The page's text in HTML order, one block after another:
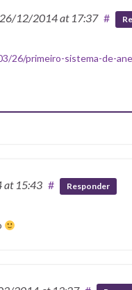
26/12/2014at 17:37 #
26/primeiro-sistema-de-
at 15:43 # Responder